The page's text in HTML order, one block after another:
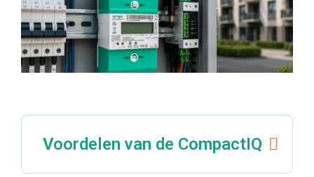
Voordelen van de CompactIQ